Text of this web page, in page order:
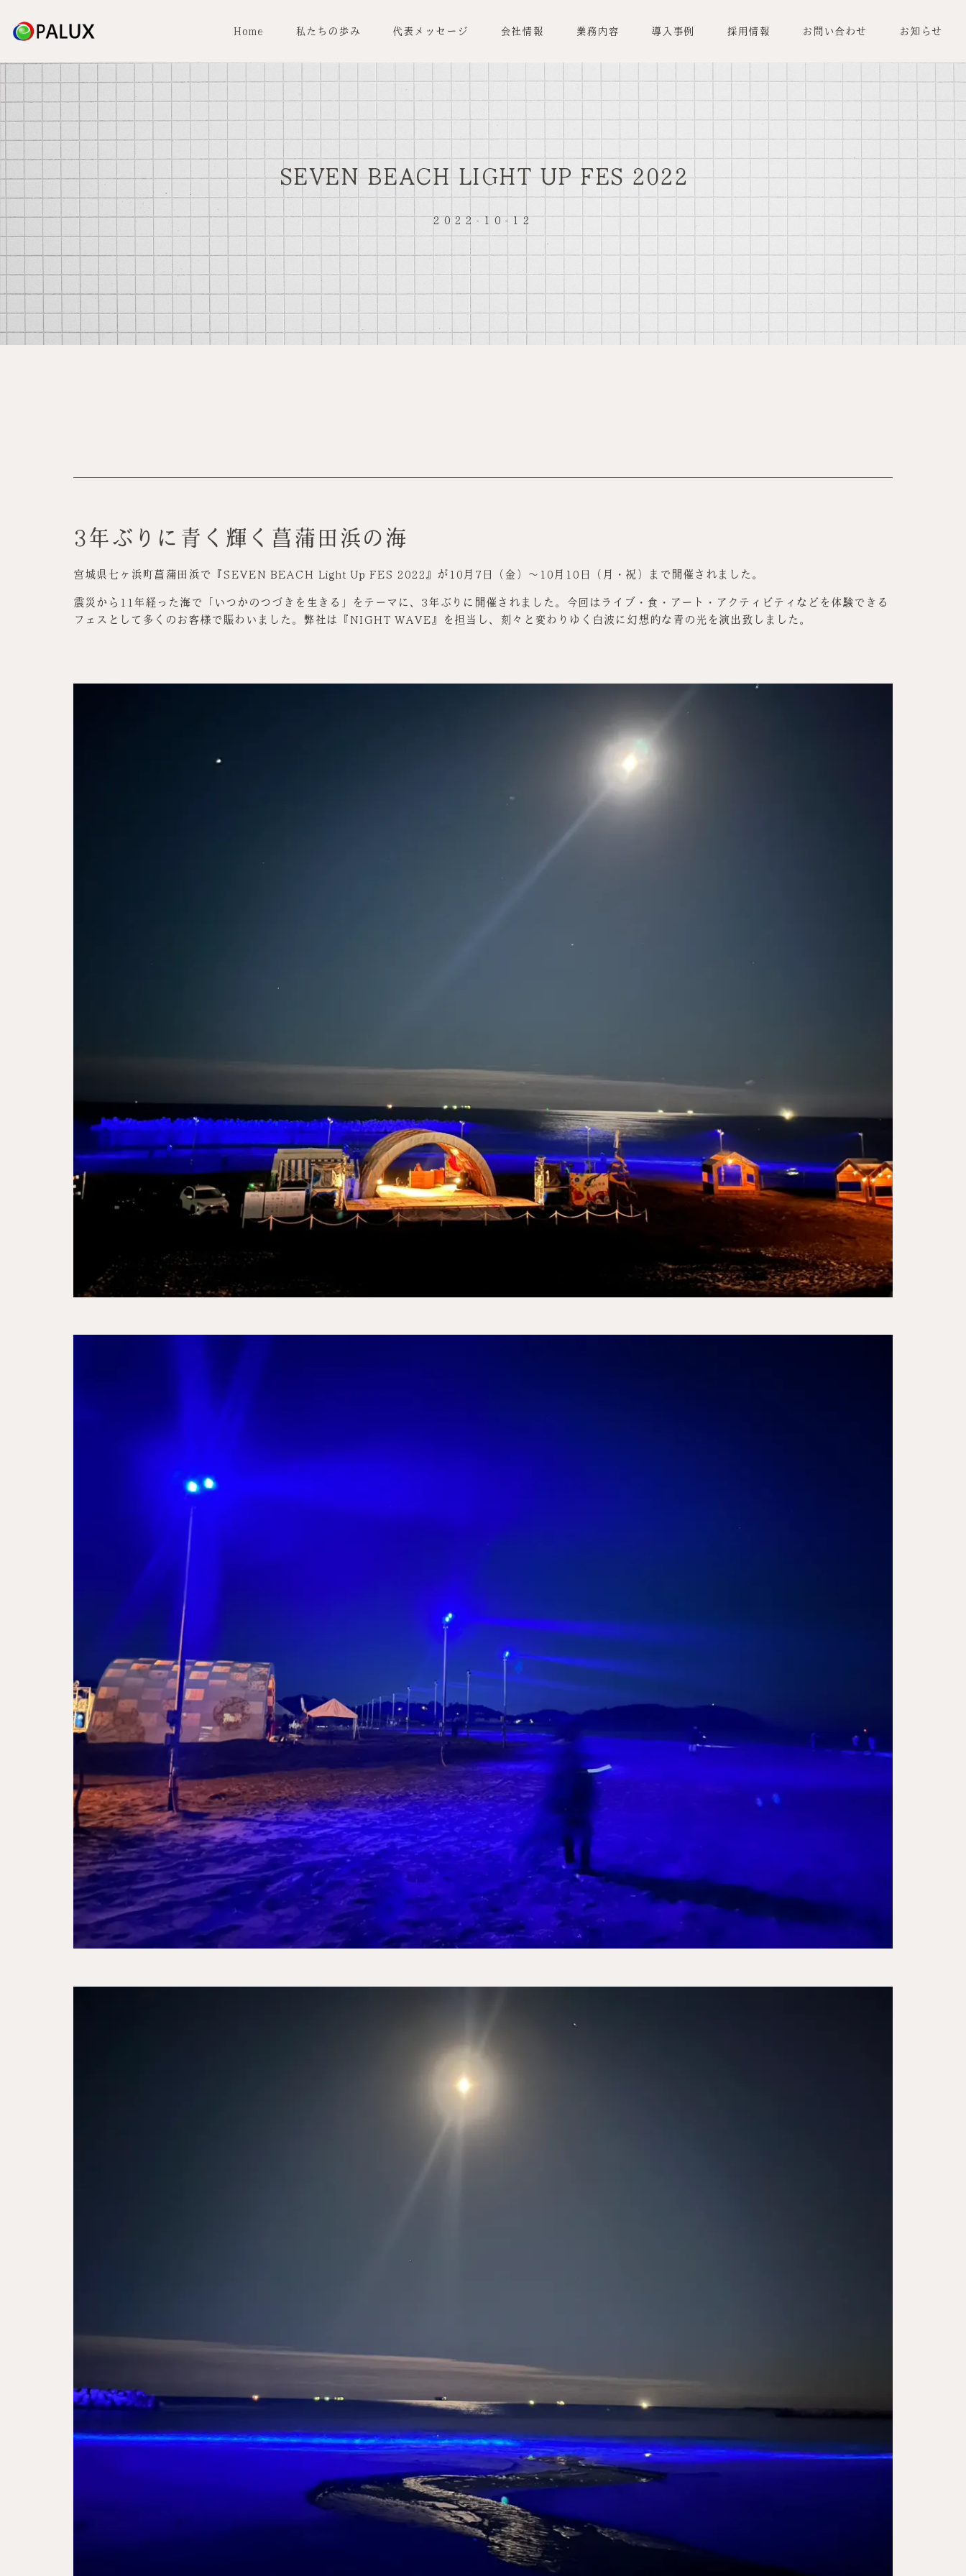
Home 私たちの歩み 代表メッセージ 会社情報 業務内容 導入事例 採用情報 お問い合わせ お知らせ
SEVEN BEACH LIGHT UP FES 2022
2022-10-12
3年ぶりに青く輝く菖蒲田浜の海
宮城県七ヶ浜町菖蒲田浜で『SEVEN BEACH Light Up FES 2022』が10月7日（金）～10月10日（月・祝）まで開催されました。
震災から11年経った海で「いつかのつづきを生きる」をテーマに、3年ぶりに開催されました。今回はライブ・食・アート・アクティビティなどを体験できる
フェスとして多くのお客様で賑わいました。弊社は『NIGHT WAVE』を担当し、刻々と変わりゆく白波に幻想的な青の光を演出致しました。